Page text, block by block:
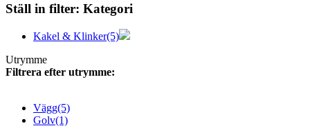
Ställ in filter: Kategori
Kakel & Klinker(5)
Utrymme
Filtrera efter utrymme:
Vägg(5)
Golv(1)